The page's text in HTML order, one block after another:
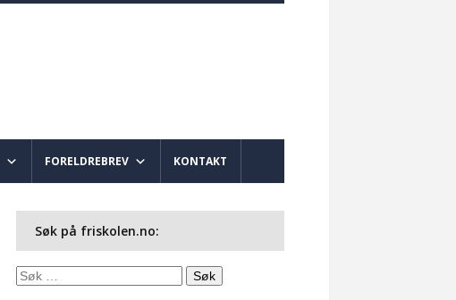
FORELDREBREV KONTAKT
Søk på friskolen.no:
Søk